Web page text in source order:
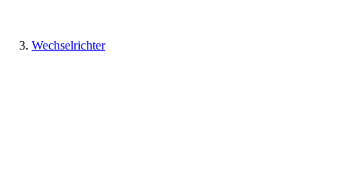
Wechselrichter